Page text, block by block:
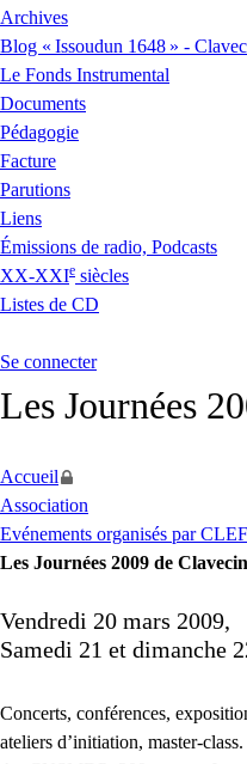
Archives
Blog « Issoudun 1648 » -
Le Fonds Instrumental
Documents
Pédagogie
Facture
Parutions
Liens
Émissions de radio, Podcasts
XX-XXIe siècles
Listes de CD
Se connecter
Les Journées
Accueil
Association
Evénements organisés par CLEF
Les Journées 2009 de
Vendredi 20 mars 2009,
Samedi 21 et dimanche
Concerts, conférences,
ateliers d’initiation, master-class.